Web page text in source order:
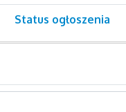
Status ogłoszenia